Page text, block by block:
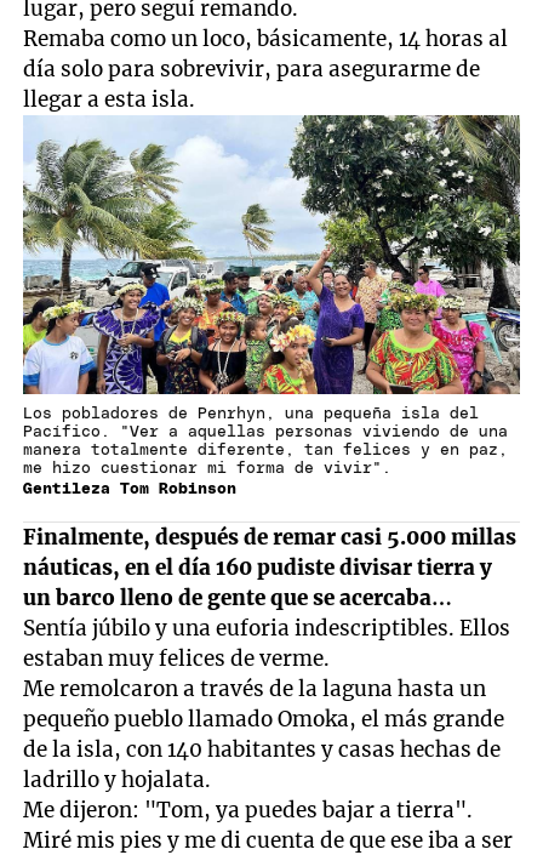
lugar, pero seguí remando.
Remaba como un loco, básicamente, 14 horas al
día solo para sobrevivir, para asegurarme de
llegar a esta isla.
Gentileza Tom Robinson
Los pobladores de Penrhyn, una pequeña isla del
Pacífico. "Ver a aquellas personas viviendo de una
manera totalmente diferente, tan felices y en paz,
me hizo cuestionar mi forma de vivir".
Finalmente, después de remar casi 5.000 millas
náuticas, en el día 160 pudiste divisar tierra y
un barco lleno de gente que se acercaba…
Sentía júbilo y una euforia indescriptibles. Ellos
estaban muy felices de verme.
Me remolcaron a través de la laguna hasta un
pequeño pueblo llamado Omoka, el más grande
de la isla, con 140 habitantes y casas hechas de
ladrillo y hojalata.
Me dijeron: "Tom, ya puedes bajar a tierra".
Miré mis pies y me di cuenta de que ese iba a ser